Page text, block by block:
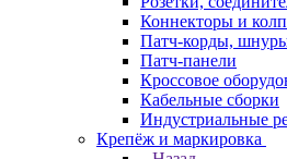
Коннекторы и
Патч-корды,
Патч-панели
Кроссовое
Кабельные сборки
Индустриальные
Крепёж и маркировка